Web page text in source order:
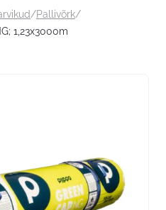
/Pallivõrk/
1,23x3000m